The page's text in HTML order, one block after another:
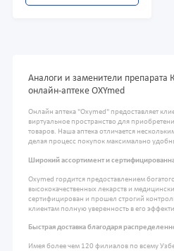
Аналоги и заменители
онлайн-аптеке OXYmed
Онлайн аптека "Oxymed" предоставляет
виртуальное пространство для
товаров. Наша аптека отличается
делая процесс покупок максимально
Широкий ассортимент и
Oxymed гордится предоставлением
высококачественных лекарств и
сертифицирован и прошел строгий
клиентам полную уверенность в его
Быстрая доставка благодаря
Имея более чем 120 филиалов по всему